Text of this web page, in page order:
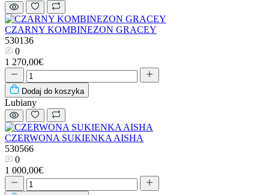
CZARNY KOMBINEZON GRACEY
530136
0
1 270,00€
Dodaj do koszyka
Lubiany
CZERWONA SUKIENKA AISHA
530566
0
1 000,00€